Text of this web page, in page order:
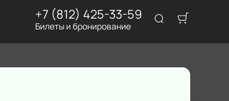
+7 (812) 425-33-59
Билеты и бронирование